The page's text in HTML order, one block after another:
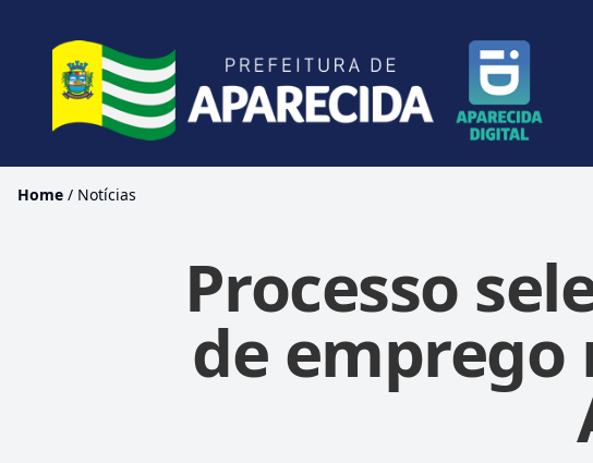
Home / Notícias
Processo
de